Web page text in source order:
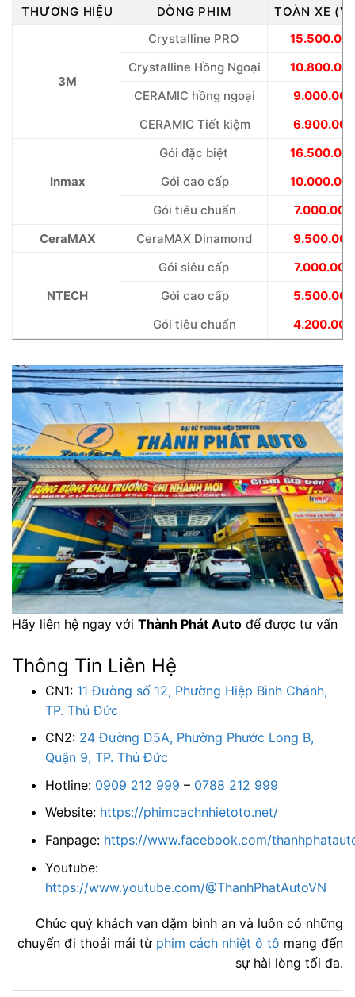
THƯƠNG HIỆU DÒNG PHIM TOÀN XE
3M
Crystalline PRO
Crystalline Hồng Ngoại
CERAMIC hồng ngoại
9.000.000
CERAMIC Tiết kiệm
6.900.000
Inmax
Gói đặc biệt
Gói cao cấp
Gói tiêu chuẩn
7.000.000
CeraMAX
CeraMAX Dinamond 9.500.000
NTECH
Gói siêu cấp
7.000.000
Gói cao cấp
5.500.000
Gói tiêu chuẩn
4.200.000
Hãy liên hệ ngay với Thành Phát Auto để được tư vấn
Thông Tin Liên Hệ
CN1: 11 Đường số 12, Phường Hiệp Bình Chánh,
TP. Thủ Đức
CN2: 24 Đường D5A, Phường Phước Long B,
Quận 9, TP. Thủ Đức
Hotline: 0909 212 999 – 0788 212 999
Website: https://phimcachnhietoto.net/
Fanpage: https://www.facebook.com/
Youtube:
https://www.youtube.com/@ThanhPhatAutoVN
Chúc quý khách vạn dặm bình an và luôn có những
chuyến đi thoải mái từ phim cách nhiệt ô tô mang đến
sự hài lòng tối đa.